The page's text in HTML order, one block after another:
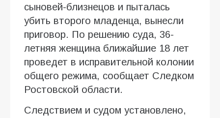
сыновей-близнецов и пыталась
убить второго младенца, вынесли
приговор. По решению суда, 36-
летняя женщина ближайшие 18 лет
проведет в исправительной колонии
общего режима, сообщает Следком
Ростовской области.
Следствием и судом установлено,